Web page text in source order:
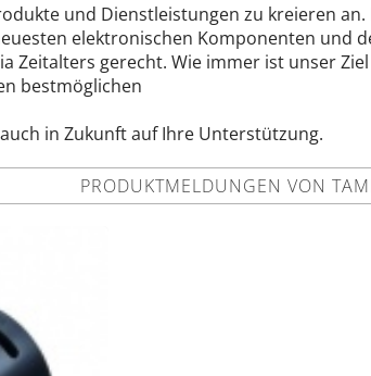
und Dienstleistungen zu kreieren
elektronischen Komponenten und
Zeitalters gerecht. Wie immer ist unser
bestmöglichen
in Zukunft auf Ihre Unterstützung.
PRODUKTMELDUNGEN VON